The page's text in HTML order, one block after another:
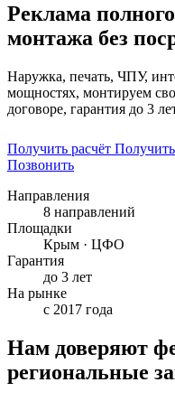
Реклама
монтажа без
Наружка, печать, ЧПУ,
мощностях, монтируем
договоре, гарантия до 3
Получить расчёт
Позвонить
Направления
8 направлений
Площадки
Крым · ЦФО
Гарантия
до 3 лет
На рынке
с 2017 года
Нам доверяют
региональные